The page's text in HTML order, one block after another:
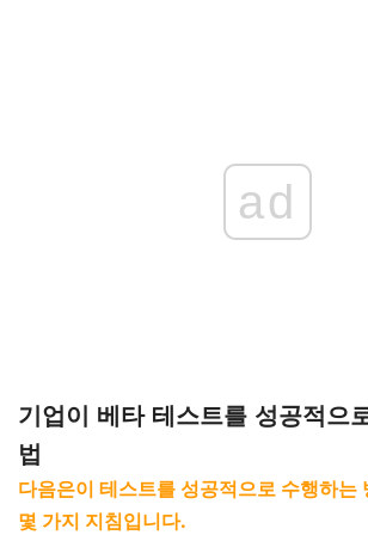
ad
기업이 베타 테스트를 성공적으
법
다음은이 테스트를 성공적으로 수행하는
몇 가지 지침입니다.